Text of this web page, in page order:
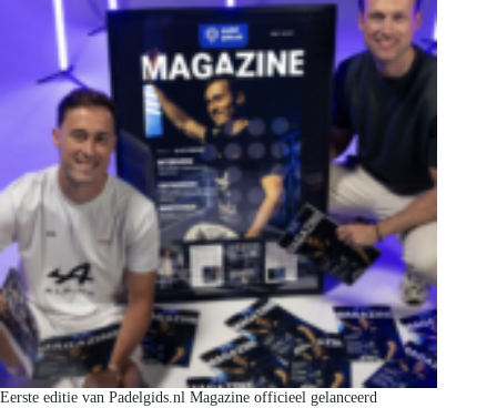
Eerste editie van Padelgids.nl Magazine officieel gelanceerd